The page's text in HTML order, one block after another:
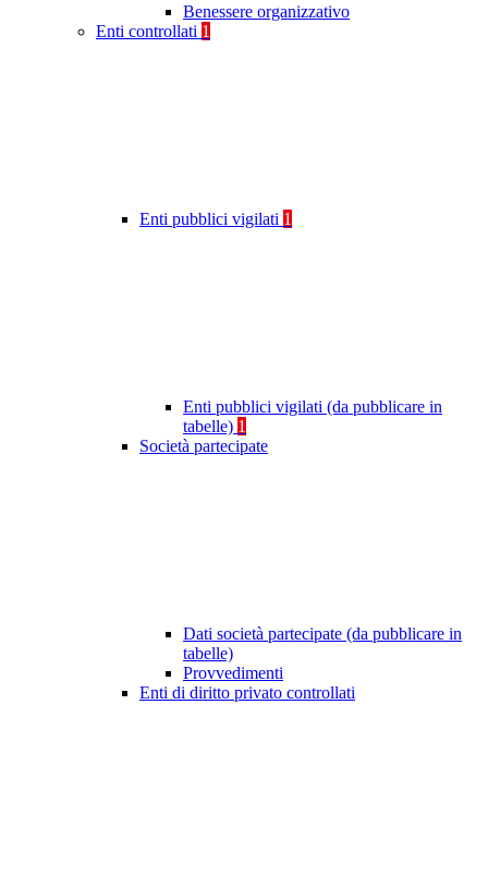
Benessere organizzativo
Enti controllati 1
Enti pubblici vigilati 1
Enti pubblici vigilati (da pubblicare in
tabelle) 1
Società partecipate
Dati società partecipate (da pubblicare in
tabelle)
Provvedimenti
Enti di diritto privato controllati